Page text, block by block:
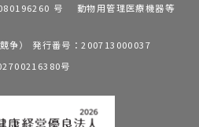
号 動物用管理医療機器等
争） 発行番号：200713000037
号